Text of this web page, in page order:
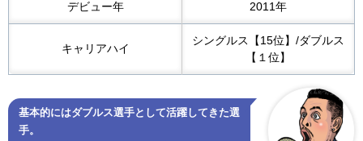
デビュー年 2011年
キャリアハイ
シングルス【15位】/ダブルス
【１位】
基本的にはダブルス選手として活躍してきた選
手。